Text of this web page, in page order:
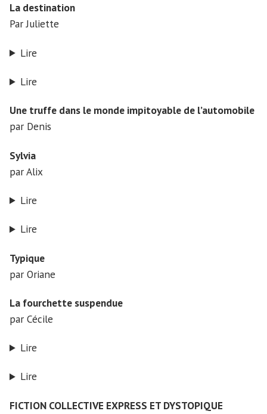
La destination
Par Juliette
Lire
Lire
Une truffe dans le monde impitoyable de l’automobile
par Denis
Sylvia
par Alix
Lire
Lire
Typique
par Oriane
La fourchette suspendue
par Cécile
Lire
Lire
FICTION COLLECTIVE EXPRESS ET DYSTOPIQUE